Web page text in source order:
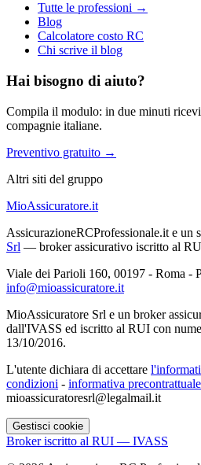
Tutte le professioni →
Blog
Calcolatore costo RC
Chi scrive il blog
Hai bisogno di aiuto?
Compila il modulo: in due minuti
compagnie italiane.
Preventivo gratuito →
Altri siti del gruppo
MioAssicuratore.it
AssicurazioneRCProfessionale.it e un
Srl — broker assicurativo iscritto al
Viale dei Parioli 160, 00197 - Roma -
info@mioassicuratore.it
MioAssicuratore Srl e un broker
dall'IVASS ed iscritto al RUI con
13/10/2016.
L'utente dichiara di accettare
condizioni - informativa precontrattuale
mioassicuratoresrl@legalmail.it
Gestisci cookie
Broker iscritto al RUI — IVASS